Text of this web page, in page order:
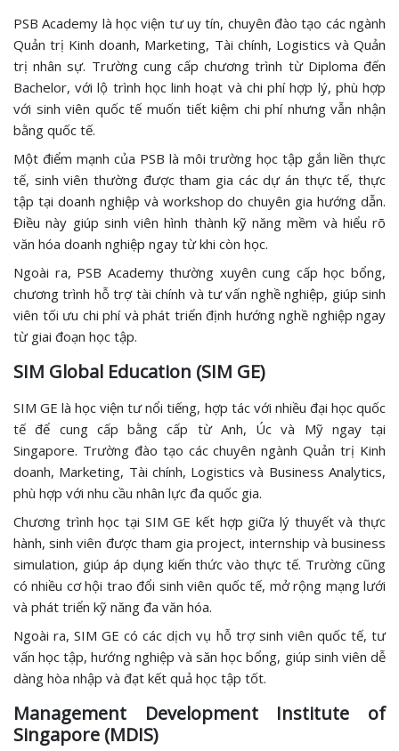
PSB Academy là học viện tư uy tín, chuyên đào tạo các ngành
Quản trị Kinh doanh, Marketing, Tài chính, Logistics và Quản
trị nhân sự. Trường cung cấp chương trình từ Diploma đến
Bachelor, với lộ trình học linh hoạt và chi phí hợp lý, phù hợp
với sinh viên quốc tế muốn tiết kiệm chi phí nhưng vẫn nhận
bằng quốc tế.
Một điểm mạnh của PSB là môi trường học tập gắn liền thực
tế, sinh viên thường được tham gia các dự án thực tế, thực
tập tại doanh nghiệp và workshop do chuyên gia hướng dẫn.
Điều này giúp sinh viên hình thành kỹ năng mềm và hiểu rõ
văn hóa doanh nghiệp ngay từ khi còn học.
Ngoài ra, PSB Academy thường xuyên cung cấp học bổng,
chương trình hỗ trợ tài chính và tư vấn nghề nghiệp, giúp sinh
viên tối ưu chi phí và phát triển định hướng nghề nghiệp ngay
từ giai đoạn học tập.
SIM Global Education (SIM GE)
SIM GE là học viện tư nổi tiếng, hợp tác với nhiều đại học quốc
tế để cung cấp bằng cấp từ Anh, Úc và Mỹ ngay tại
Singapore. Trường đào tạo các chuyên ngành Quản trị Kinh
doanh, Marketing, Tài chính, Logistics và Business Analytics,
phù hợp với nhu cầu nhân lực đa quốc gia.
Chương trình học tại SIM GE kết hợp giữa lý thuyết và thực
hành, sinh viên được tham gia project, internship và business
simulation, giúp áp dụng kiến thức vào thực tế. Trường cũng
có nhiều cơ hội trao đổi sinh viên quốc tế, mở rộng mạng lưới
và phát triển kỹ năng đa văn hóa.
Ngoài ra, SIM GE có các dịch vụ hỗ trợ sinh viên quốc tế, tư
vấn học tập, hướng nghiệp và săn học bổng, giúp sinh viên dễ
dàng hòa nhập và đạt kết quả học tập tốt.
Management Development Institute of
Singapore (MDIS)